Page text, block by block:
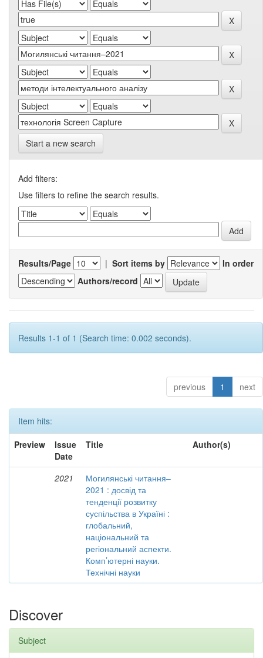
Start a new search
Add filters:
Use filters to refine the search results.
Results/Page | Sort items by
In order
Authors/record
Results 1-1 of 1 (Search time: 0.002 seconds).
previous 1 next
Item hits:
Preview
Issue
Date
Title Author(s)
2021
Могилянські читання–
2021 : досвід та
тенденції розвитку
суспільства в Україні :
глобальний,
національний та
регіональний аспекти.
Комп’ютерні науки.
Технічні науки
Discover
Subject